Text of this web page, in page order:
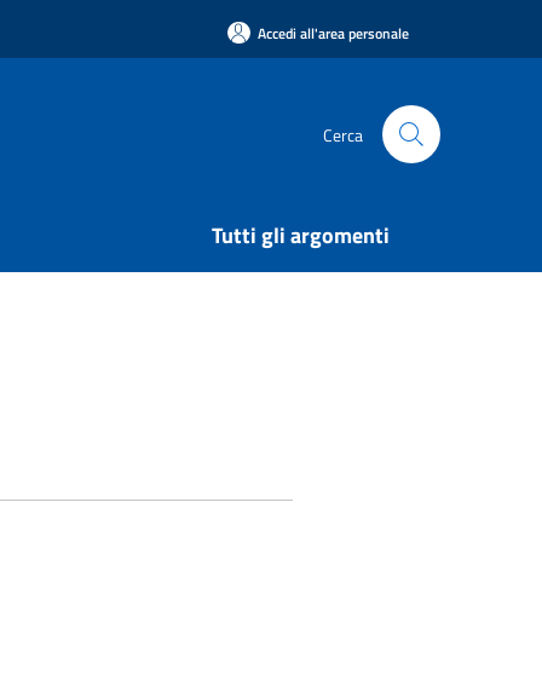
Accedi all'area personale
Cerca
Tutti gli argomenti